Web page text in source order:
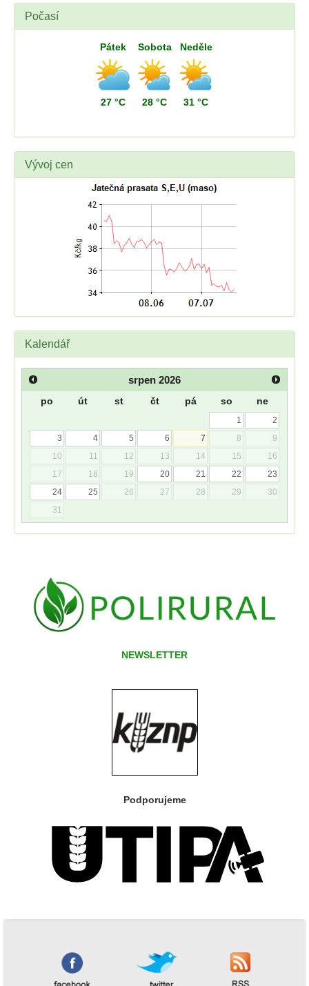
Počasí
Pátek
27 °C
Sobota
28 °C
Neděle
31 °C
Vývoj cen
Kalendář
srpen 2026
po út st čt pá so ne
1
2
3
4 5 6 7 8
9
10
11 12 13 14 15
16
17
18 19 20 21 22
23
24
25 26 27 28 29
30
31
NEWSLETTER
Podporujeme